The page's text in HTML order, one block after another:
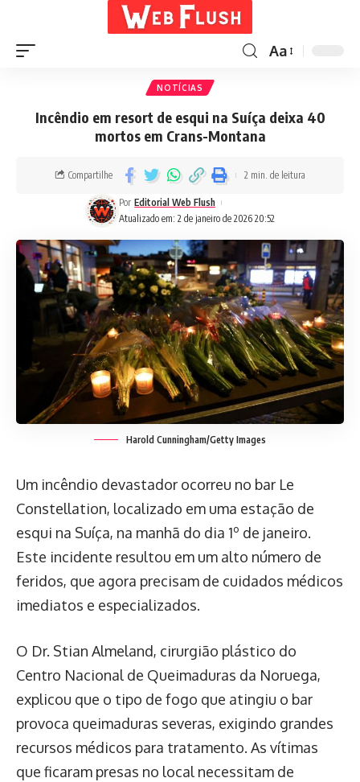
Aa
NOTÍCIAS
Incêndio em resort de esqui na Suíça deixa 40
mortos em Crans-Montana
Atualizado em: 2 de janeiro de 2026 20:52
Por Editorial Web Flush
Compartilhe 2 min. de leitura
Harold Cunningham/Getty Images
Um incêndio devastador ocorreu no bar Le
Constellation, localizado em uma estação de
esqui na Suíça, na manhã do dia 1º de janeiro.
Este incidente resultou em um alto número de
feridos, que agora precisam de cuidados médicos
imediatos e especializados.
O Dr. Stian Almeland, cirurgião plástico do
Centro Nacional de Queimaduras da Noruega,
explicou que o tipo de fogo que atingiu o bar
provoca queimaduras severas, exigindo grandes
recursos médicos para tratamento. As vítimas
que ficaram presas no local necessitam de